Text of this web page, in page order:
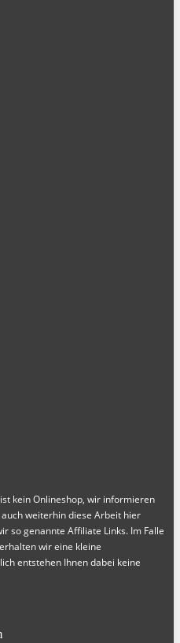
ist kein Onlineshop, wir informieren
weiterhin diese Arbeit hier
so genannte Affiliate Links. Im Falle
wir eine kleine
entstehen Ihnen dabei keine